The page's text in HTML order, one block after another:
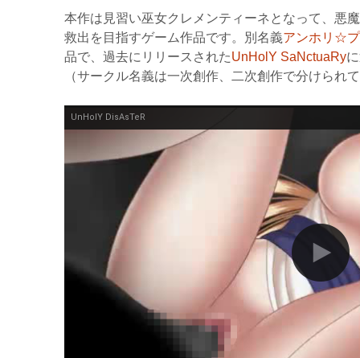
本作は見習い巫女クレメンティーネとなって、悪
救出を目指すゲーム作品です。別名義アンホリ☆
品で、過去にリリースされたUnHolY SaNctuaRy
（サークル名義は一次創作、二次創作で分けられ